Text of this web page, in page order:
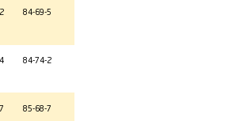
84-69-5
84-74-2
85-68-7